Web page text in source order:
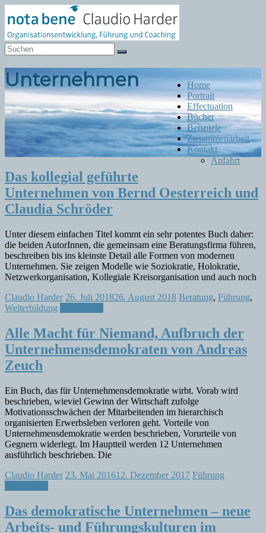
Inhalt
springen
Notabene
Organisationsentwicklung
Menü
Home
Portrait
Effectuation
Bücher
Beispiele
Zusammenarbeit
Kontakt
Anfahrt
Unternehmen
Das kollegial geführte
Unternehmen von Bernd Oesterreich und
Claudia Schröder
Unter diesem einfachen Titel kommt ein sehr potentes Buch daher:
die beiden AutorInnen, die gemeinsam eine Beratungsfirma führen,
beschreiben bis ins kleinste Detail alle Formen von modernen
Unternehmen. Sie zeigen Modelle wie Soziokratie, Holokratie,
Netzwerkorganisation, Kollegiale Kreisorganisation und auch noch
Claudio Harder 26. Juli 201826. August 2018 Beratung, Führung,
Weiterbildung
Alle Macht für Niemand, Aufbruch der
Unternehmensdemokraten von Andreas
Zeuch
Ein Buch, das für Unternehmensdemokratie wirbt. Vorab wird
beschrieben, wieviel Gewinn der Wirtschaft zufolge
Motivationsschwächen der Mitarbeitenden im hierarchisch
organisierten Erwerbsleben verloren geht. Vorteile von
Unternehmensdemokratie werden beschrieben, Vorurteile von
Gegnern widerlegt. Im Hauptteil werden 12 Unternehmen
ausführlich beschrieben. Die
Claudio Harder 23. Mai 201612. Dezember 2017 Führung
Das demokratische Unternehmen – neue
Arbeits- und Führungskulturen im